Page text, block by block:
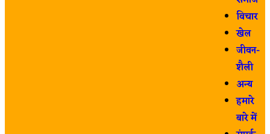
विचार
खेल
जीवन-
शैली
अन्य
हमारे
बारे में